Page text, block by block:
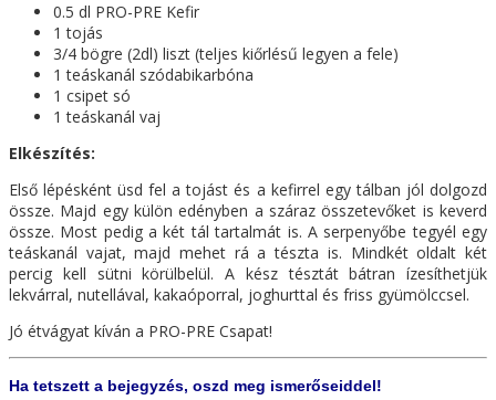
0.5 dl PRO-PRE Kefir
1 tojás
3/4 bögre (2dl) liszt (teljes kiőrlésű legyen a fele)
1 teáskanál szódabikarbóna
1 csipet só
1 teáskanál vaj
Elkészítés:
Első lépésként üsd fel a tojást és a kefirrel egy tálban jól dolgozd
össze. Majd egy külön edényben a száraz összetevőket is keverd
össze. Most pedig a két tál tartalmát is. A serpenyőbe tegyél egy
teáskanál vajat, majd mehet rá a tészta is. Mindkét oldalt két
percig kell sütni körülbelül. A kész tésztát bátran ízesíthetjük
lekvárral, nutellával, kakaóporral, joghurttal és friss gyümölccsel.
Jó étvágyat kíván a PRO-PRE Csapat!
Ha tetszett a bejegyzés, oszd meg ismerőseiddel!